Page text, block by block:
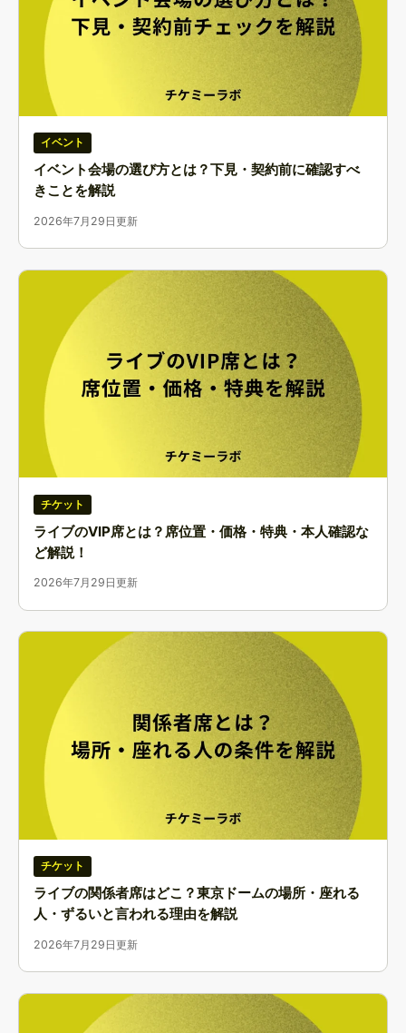
イベント
イベント会場の選び方とは？下見・契約前に確認すべ
きことを解説
2026年7月29日更新
チケット
ライブのVIP席とは？席位置・価格・特典・本人確認な
ど解説！
2026年7月29日更新
チケット
ライブの関係者席はどこ？東京ドームの場所・座れる
人・ずるいと言われる理由を解説
2026年7月29日更新